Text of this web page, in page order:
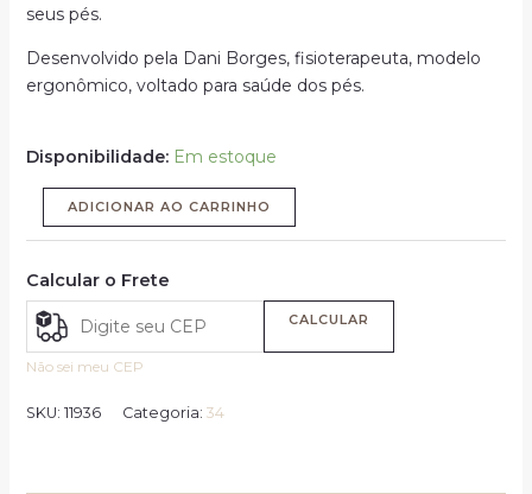
seus pés.
Desenvolvido pela Dani Borges, fisioterapeuta, modelo
ergonômico, voltado para saúde dos pés.
Disponibilidade: Em estoque
ADICIONAR AO CARRINHO
Calcular o Frete
CALCULAR
Não sei meu CEP
SKU: 11936 Categoria: 34